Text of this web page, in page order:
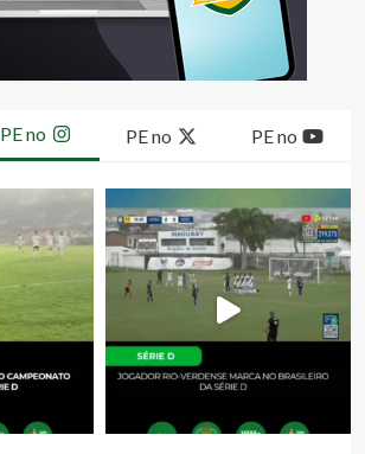
PE no PE no PE no